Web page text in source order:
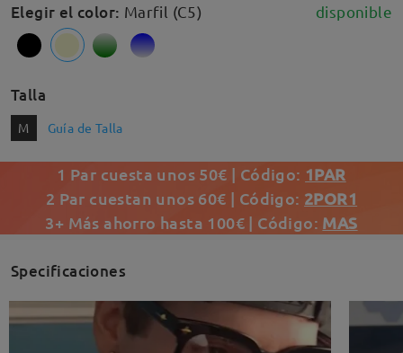
Elegir el color: Marfil (C5) disponible
Talla
M Guía de Talla
1 Par cuesta unos 50€ | Código: 1PAR
2 Par cuestan unos 60€ | Código: 2POR1
3+ Más ahorro hasta 100€ | Código: MAS
Specificaciones